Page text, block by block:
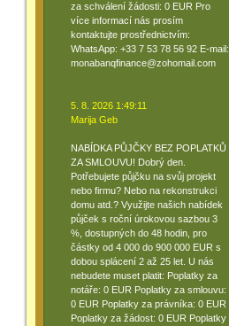
za schválení žádosti: 0 EUR Pro
více informací nás prosím
kontaktujte prostřednictvím:
WhatsApp: +33 7 53 78 56 92 E-mail:
monabanqfinance@zohomail.com
5. 8. 2026 1:49:11
Marija Geb
NABÍDKA PŮJČKY BEZ POPLATKŮ
ZA SMLOUVU! Dobrý den.
Potřebujete půjčku na svůj projekt
nebo firmu? Nebo na rekonstrukci
domu atd.? Využijte našich nabídek
půjček s roční úrokovou sazbou 3
%, dostupných do 48 hodin, pro
částky od 4 000 do 900 000 EUR s
dobou splácení 2 až 25 let. U nás
nebudete muset platit: Poplatky za
notáře: 0 EUR Poplatky za smlouvu:
0 EUR Poplatky za právníka: 0 EUR
Poplatky za žádost: 0 EUR Poplatky